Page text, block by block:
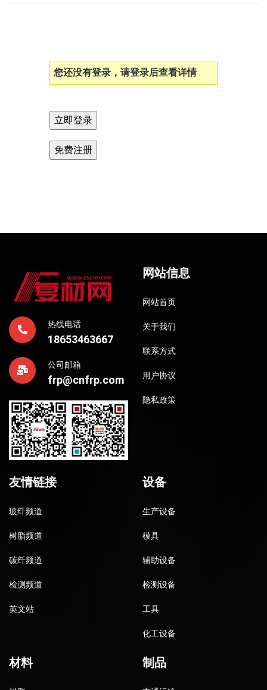
您还没有登录，请登录后查看详情
热线电话
18653463667
公司邮箱
frp@cnfrp.com
网站信息
网站首页
关于我们
联系方式
用户协议
隐私政策
友情链接
玻纤频道
树脂频道
碳纤频道
检测频道
英文站
设备
生产设备
模具
辅助设备
检测设备
工具
化工设备
材料 制品